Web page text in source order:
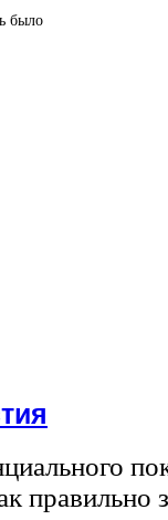
было
правильно